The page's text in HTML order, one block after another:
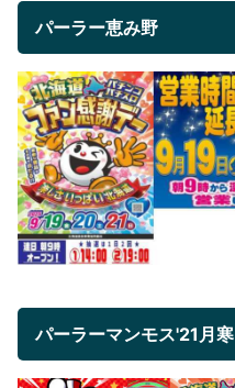
パーラー恵み野
パーラーマンモス'21月寒